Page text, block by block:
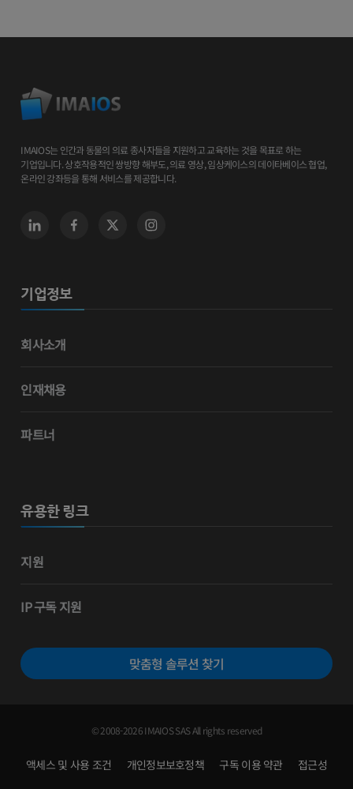
IMAIOS는 인간과 동물의 의료 종사자들을 지원하고 교육하는 것을 목표로 하는
기업입니다. 상호작용적인 쌍방향 해부도, 의료 영상, 임상케이스의 데이타베이스 협업,
온라인 강좌등을 통해 서비스를 제공합니다.
기업정보
회사소개
인재채용
파트너
유용한 링크
지원
IP 구독 지원
맞춤형 솔루션 찾기
© 2008-2026 IMAIOS SAS All rights reserved
액세스 및 사용 조건 개인정보보호정책 구독 이용 약관
접근성